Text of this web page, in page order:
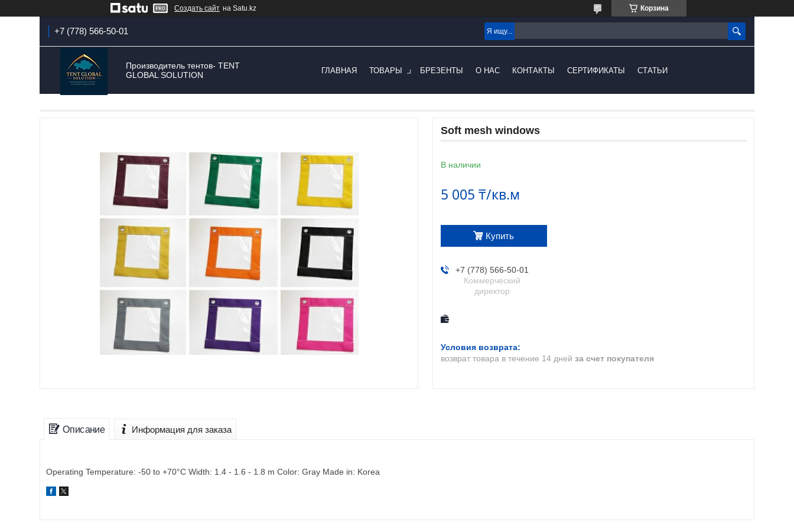
Создать сайт на Satu.kz Корзина
+7 (778) 566-50-01
Производитель тентов- TENT
GLOBAL SOLUTION
ГЛАВНАЯ ТОВАРЫ БРЕЗЕНТЫ О НАС КОНТАКТЫ СЕРТИФИКАТЫ СТАТЬИ
Soft mesh windows
В наличии
5 005 ₸/кв.м
Купить
+7 (778) 566-50-01
Коммерческий
директор
возврат товара в течение 14 дней за счет покупателя
Описание Информация для заказа
Operating Temperature: -50 to +70°C Width: 1.4 - 1.6 - 1.8 m Color: Gray Made in: Korea